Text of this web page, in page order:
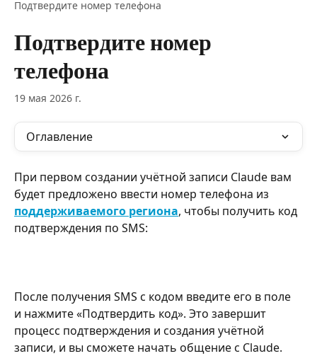
Подтвердите номер телефона
Подтвердите номер
телефона
19 мая 2026 г.
Оглавление
При первом создании учётной записи Claude вам
будет предложено ввести номер телефона из
поддерживаемого региона, чтобы получить код
подтверждения по SMS:
После получения SMS с кодом введите его в поле
и нажмите «Подтвердить код». Это завершит
процесс подтверждения и создания учётной
записи, и вы сможете начать общение с Claude.